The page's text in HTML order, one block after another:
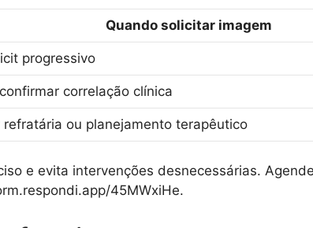
Quando solicitar imagem
progressivo
correlação clínica
refratária ou planejamento terapêutico
e evita intervenções desnecessárias.
45MWxiHe.